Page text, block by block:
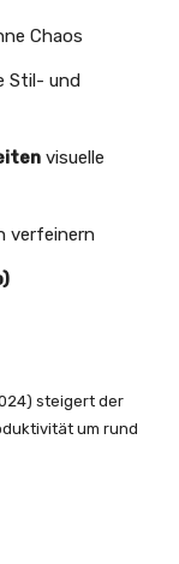
Chaos
Stil- und
visuelle
verfeinern
steigert der
um rund